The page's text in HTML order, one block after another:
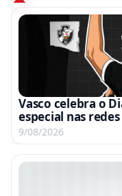
Vasco celebra o
especial nas
9/08/2026